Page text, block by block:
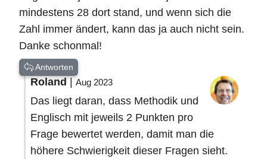
mindestens 28 dort stand, und wenn sich die
Zahl immer ändert, kann das ja auch nicht sein.
Danke schonmal!
Antworten
Roland|Aug 2023
Das liegt daran, dass Methodik und
Englisch mit jeweils 2 Punkten pro
Frage bewertet werden, damit man die
höhere Schwierigkeit dieser Fragen sieht.